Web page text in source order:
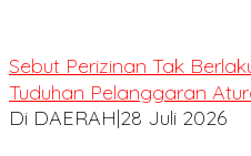
Sebut Perizinan Tak
Tuduhan Pelanggaran
Di DAERAH|28 Juli 2026